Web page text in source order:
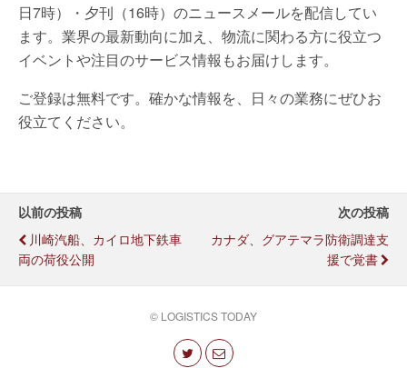
日7時）・夕刊（16時）のニュースメールを配信してい
ます。業界の最新動向に加え、物流に関わる方に役立つ
イベントや注目のサービス情報もお届けします。
ご登録は無料です。確かな情報を、日々の業務にぜひお
役立てください。
以前の投稿
川崎汽船、カイロ地下鉄車
両の荷役公開
次の投稿
カナダ、グアテマラ防衛調達支
援で覚書
© LOGISTICS TODAY